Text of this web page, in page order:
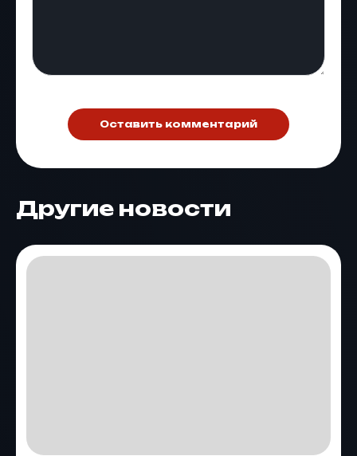
Оставить комментарий
Другие новости